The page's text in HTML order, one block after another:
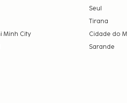
Seul
Tirana
Minh City
Cidade do
Sarande